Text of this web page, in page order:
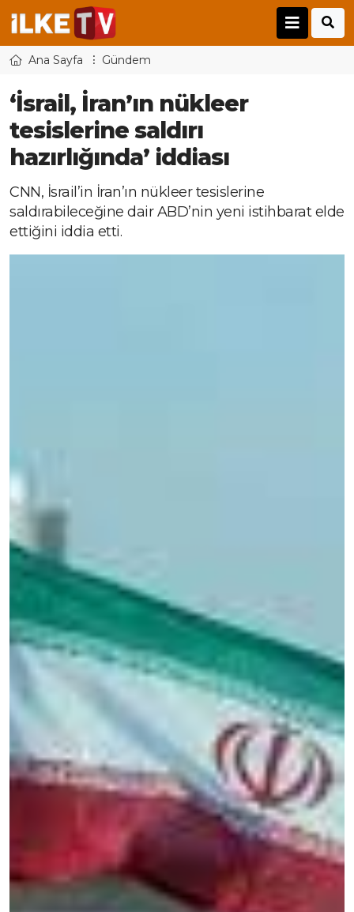
Ana Sayfa Gündem
‘İsrail, İran’ın nükleer
tesislerine saldırı
hazırlığında’ iddiası
CNN, İsrail’in İran’ın nükleer tesislerine
saldırabileceğine dair ABD’nin yeni istihbarat elde
ettiğini iddia etti.